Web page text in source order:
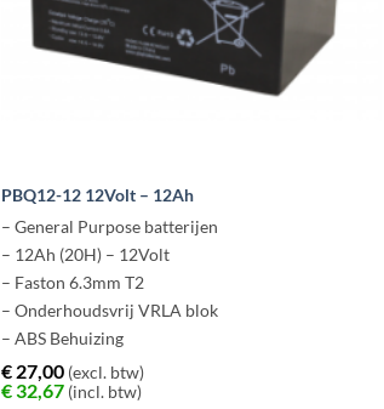
PBQ12-12 12Volt – 12Ah
– General Purpose batterijen
– 12Ah (20H) – 12Volt
– Faston 6.3mm T2
– Onderhoudsvrij VRLA blok
– ABS Behuizing
€ 27,00 (excl. btw)
€32,67 (incl. btw)